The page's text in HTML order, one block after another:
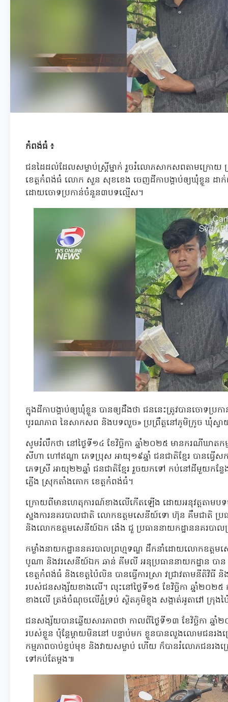
កំពង់ធំ ៖
ជនដៃដល់ដែលសម្លាប់ស្ដ្រីម្នាក់ រួចរំលោភសាកសពតាមក្រោ
ខេត្តកំពង់ធំ លោក សួន សុខខេង ចេញដីកាបង្គាប់ឲ្យឃុំខ្លួន ដាក់ព
ដោយចោទប្រកាន់ចំនួន៣បទល្មើស។
ក្នុងដីកាបង្គាប់ឲ្យឃុំខ្លួន បានឲ្យដឹងថា ជននេះត្រូវបានចោទប្
បូរណភាព នៃសាកសព និងបទលួច» ប្រព្រឹត្តនៅភូមិក្រូច ឃុំស្វា
សូមរំលឹកថា នៅថ្ងៃទី១៤ ខែវិច្ឆិកា ឆ្នាំ២០២៥ មានករណីឃា
សីហា ហៅឥណ្ឌា ភេទប្រុស អាយុ១៩ឆ្នាំ ជនជាតិខ្មែរ បានធ្វើ
ភេទស្រី អាយុ២២ឆ្នាំ ជនជាតិខ្មែរ រួចយកទៅ កប់នៅដីមួយកន្លែង
ភ្លើង ស្រុកតាំងគោក ខេត្តកំពង់ធំ។
ក្រោយពីមានហេតុការណ៍ខាងលើកើតឡើង ដោយអនុវត្តតាមប
ស្នងការនគរបាលជាតិ លោកឧត្តមសេនីយ៍ទោ ហ៊ុន គឹមជាតិ ប្រ
និងលោកឧត្តមសេនីយ៍ឯក ង៉េង ជួ ប្រធាននាយកដ្ឋាននគរបាល
កម្លាំងនាយកដ្ឋាននគរបាលព្រហ្មទណ្ឌ ដឹកនាំដោយលោកឧត្ត
បូណា និងវរសេនីយ៍ឯក ឆាន់ គីមលី អនុប្រធាននាយកដ្ឋាន បាន
ខេត្តកំពង់ធំ និងខេត្តប៉ៃលិន បានធ្វើការស្រា វជ្រាវតាមនីតិ
របស់ជនសង្ស័យខាងលើ។ លុះនៅថ្ងៃទី១៥ ខែវិច្ឆិកា ឆ្នាំ២០២៥
ខាងលើ ត្រង់ចំណុចលើភ្នំទ្រប់ ស្ថិតភូមិខ្លុង សង្កាត់អូតាវៅ ក្រុង
ជនសង្ស័យបានឆ្លើយសារភាពថា កាលពីថ្ងៃទី១៣ ខែវិច្ឆិកា ឆ្នាំ
របស់ខ្លួន ប៉ុន្តែម្តាយមិននៅ បន្ទាប់មក ខ្លួនបានលួងលោមជនរងគ្
កម្មភាពចាប់ខ្ទប់មុខ និងវាយសម្លាប់ ហើយ ក៏បានរំលោភជន
ទៅកប់តែម្តង៕